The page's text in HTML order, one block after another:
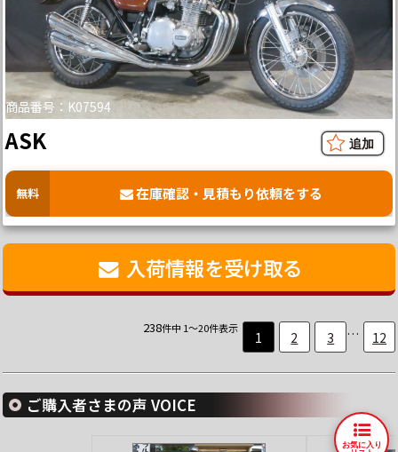
商品番号：K07594
ASK
無料 在庫確認・見積もり依頼をする
入荷情報を受け取る
238件中 1～20件表示
1 2 3 … 12
ご購入者さまの声 VOICE
お気に入り